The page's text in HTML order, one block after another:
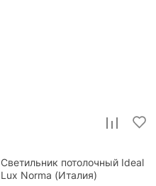
Светильник потолочный Ideal
Lux Norma (Италия)